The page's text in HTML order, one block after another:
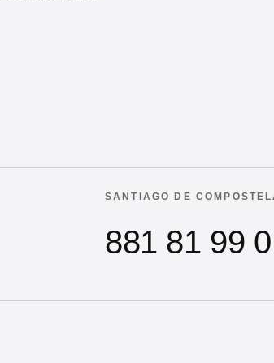
SANTIAGO DE
881 81 99